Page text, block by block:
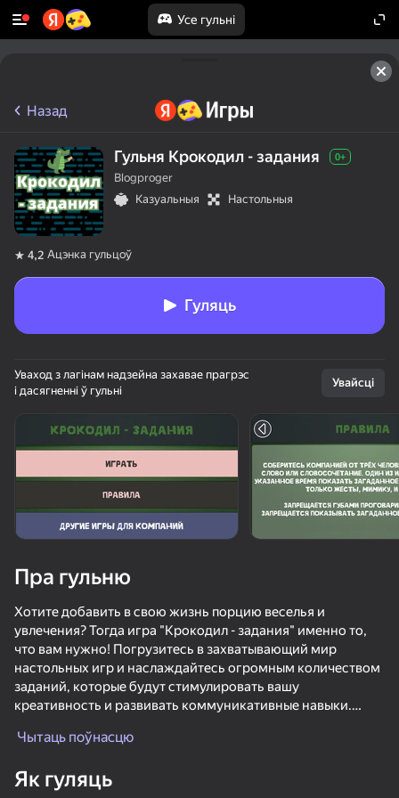
Усе гульні
Назад
Гульня Крокодил - задания 0+
Blogproger
Казуальныя
Настольныя
4,2 Ацэнка гульцоў
Гуляць
Уваход з лагінам надзейна захавае прагрэс
і дасягненні ў гульні
Увайсці
Пра гульню
Хотите добавить в свою жизнь порцию веселья и
увлечения? Тогда игра "Крокодил - задания" именно то,
что вам нужно! Погрузитесь в захватывающий мир
настольных игр и наслаждайтесь огромным количеством
заданий, которые будут стимулировать вашу
креативность и развивать коммуникативные навыки.
друзьям незабываемое времяпровождение! Начните
радости, смеха и безудержного веселья!
Чытаць поўнасцю
Як гуляць